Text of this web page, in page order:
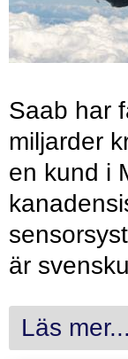
Saab har
miljarder
en kund i
är
Läs mer...